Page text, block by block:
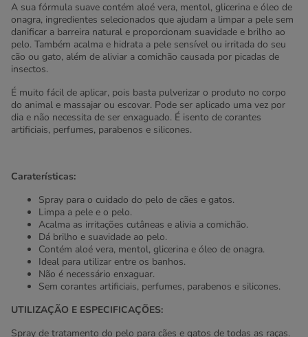
A sua fórmula suave contém aloé vera, mentol, glicerina e óleo de
onagra, ingredientes selecionados que ajudam a limpar a pele sem
danificar a barreira natural e proporcionam suavidade e brilho ao
pelo. Também acalma e hidrata a pele sensível ou irritada do seu
cão ou gato, além de aliviar a comichão causada por picadas de
insectos.
É muito fácil de aplicar, pois basta pulverizar o produto no corpo
do animal e massajar ou escovar. Pode ser aplicado uma vez por
dia e não necessita de ser enxaguado. É isento de corantes
artificiais, perfumes, parabenos e silicones.
Caraterísticas:
Spray para o cuidado do pelo de cães e gatos.
Limpa a pele e o pelo.
Acalma as irritações cutâneas e alivia a comichão.
Dá brilho e suavidade ao pelo.
Contém aloé vera, mentol, glicerina e óleo de onagra.
Ideal para utilizar entre os banhos.
Não é necessário enxaguar.
Sem corantes artificiais, perfumes, parabenos e silicones.
UTILIZAÇÃO E ESPECIFICAÇÕES:
Spray de tratamento do pelo para cães e gatos de todas as raças.